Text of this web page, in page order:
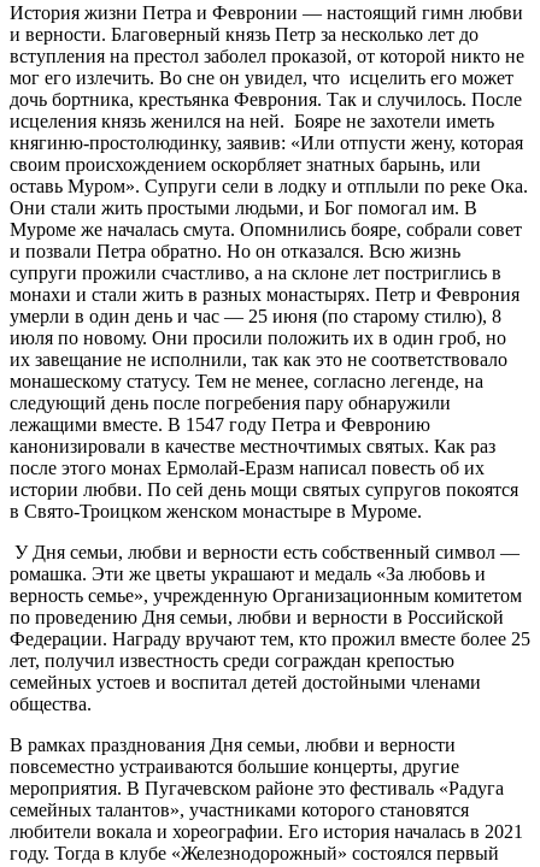
История жизни Петра и Февронии — настоящий гимн любви
и верности. Благоверный князь Петр за несколько лет до
вступления на престол заболел проказой, от которой никто не
мог его излечить. Во сне он увидел, что исцелить его может
дочь бортника, крестьянка Феврония. Так и случилось. После
исцеления князь женился на ней. Бояре не захотели иметь
княгиню-простолюдинку, заявив: «Или отпусти жену, которая
своим происхождением оскорбляет знатных барынь, или
оставь Муром». Супруги сели в лодку и отплыли по реке Ока.
Они стали жить простыми людьми, и Бог помогал им. В
Муроме же началась смута. Опомнились бояре, собрали совет
и позвали Петра обратно. Но он отказался. Всю жизнь
супруги прожили счастливо, а на склоне лет постриглись в
монахи и стали жить в разных монастырях. Петр и Феврония
умерли в один день и час — 25 июня (по старому стилю), 8
июля по новому. Они просили положить их в один гроб, но
их завещание не исполнили, так как это не соответствовало
монашескому статусу. Тем не менее, согласно легенде, на
следующий день после погребения пару обнаружили
лежащими вместе. В 1547 году Петра и Февронию
канонизировали в качестве местночтимых святых. Как раз
после этого монах Ермолай-Еразм написал повесть об их
истории любви. По сей день мощи святых супругов покоятся
в Свято-Троицком женском монастыре в Муроме.
У Дня семьи, любви и верности есть собственный символ —
ромашка. Эти же цветы украшают и медаль «За любовь и
верность семье», учрежденную Организационным комитетом
по проведению Дня семьи, любви и верности в Российской
Федерации. Награду вручают тем, кто прожил вместе более 25
лет, получил известность среди сограждан крепостью
семейных устоев и воспитал детей достойными членами
общества.
В рамках празднования Дня семьи, любви и верности
повсеместно устраиваются большие концерты, другие
мероприятия. В Пугачевском районе это фестиваль «Радуга
семейных талантов», участниками которого становятся
любители вокала и хореографии. Его история началась в 2021
году. Тогда в клубе «Железнодорожный» состоялся первый